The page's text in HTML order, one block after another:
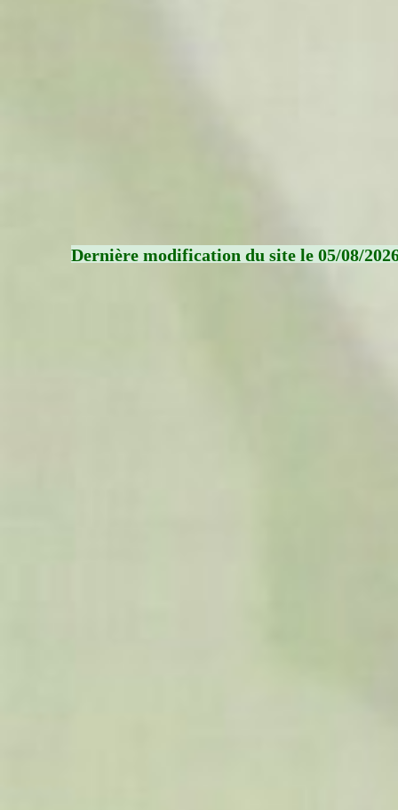
Dernière modification du site le 05/08/